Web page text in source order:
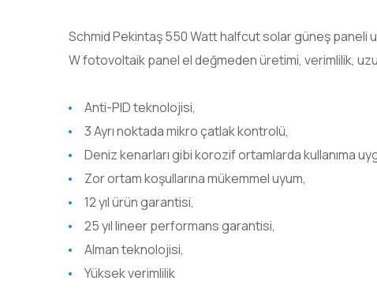
Schmid Pekintaş 550Watthalfcutsolar güneş paneli
Wfotovoltaikpanel el değmeden üretimi, verimlilik,
Anti-PID teknolojisi,
3 Ayrı noktada mikro çatlak kontrolü,
Deniz kenarları gibi korozif ortamlarda kullanıma
Zor ortam koşullarına mükemmel uyum,
12 yıl ürün garantisi,
25 yıl lineer performans garantisi,
Alman teknolojisi,
Yüksek verimlilik